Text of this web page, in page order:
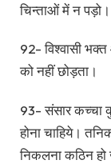
चिन्ताओं में न पड़ो।
92- विश्वासी
को नहीं छोड़ता।
93- संसार कच्चा
होना चाहिये।
निकलना कठिन हो